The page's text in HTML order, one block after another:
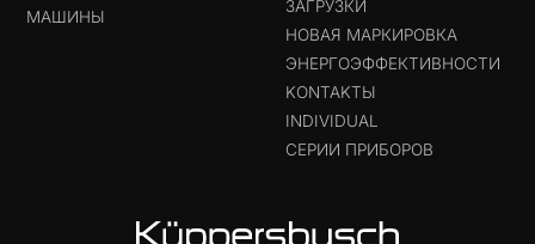
МАШИНЫ
ЗАГРУЗКИ
НОВАЯ МАРКИРОВКА
ЭНЕРГОЭФФЕКТИВНОСТИ
KONTAKTЫ
INDIVIDUAL
СЕРИИ ПРИБОРОВ